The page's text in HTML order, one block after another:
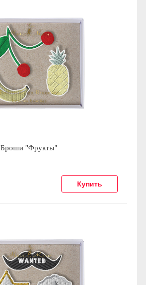
Броши "Фрукты"